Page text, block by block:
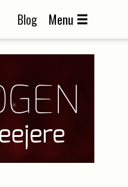
Blog Menu